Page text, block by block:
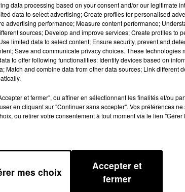
olfactifs et Covid semblent
celle-ci n’est pas pour autant sans
Dans le cabinet de Sylvie Roubach,
de parfum sur mesure depuis 2017.
neurosciences à l’Ecole Supérieure du
En effet, si le Covid a eu des
elle, et non des moindres, est la perte
la gestion de la douleur en cancérologie a
comprenez Olfactory Stimulation
par Dr Olga Alexandre,
les odeurs à la mémoire afin d’encrer plus
le cabinet de la parfumeuse de
data processing based on your consent and/or our legitimate
data to select advertising; Create profiles for personalised
advertising performance; Measure content performance;
sources; Develop and improve services; Create profiles to
limited data to select content; Ensure security, prevent and
Save and communicate privacy choices. These technologies
to offer following functionalities: Identify devices based on
Match and combine data from other data sources; Link different
et fermer", ou affiner en sélectionnant les finalités et/ou
en cliquant sur "Continuer sans accepter". Vos préférences
ou retirer votre consentement à tout moment via le lien
mes choix
Accepter et
fermer